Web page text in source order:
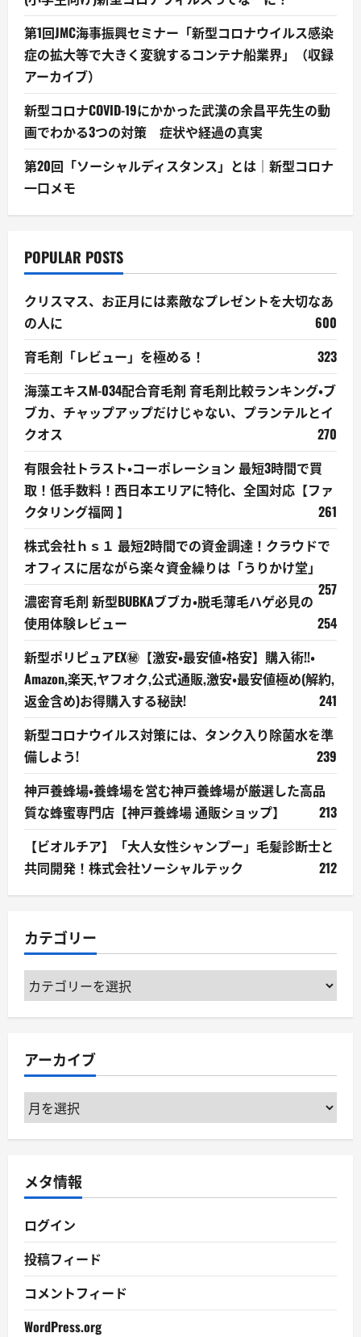
第1回JMC海事振興セミナー「新型コロナウイルス感染
症の拡大等で大きく変貌するコンテナ船業界」（収録
アーカイブ）
新型コロナCOVID-19にかかった武漢の余昌平先生の動
画でわかる3つの対策 症状や経過の真実
第20回「ソーシャルディスタンス」とは｜新型コロナ
一口メモ
POPULAR POSTS
クリスマス、お正月には素敵なプレゼントを大切なあ
の人に
600
育毛剤「レビュー」を極める！
323
海藻エキスM-034配合育毛剤 育毛剤比較ランキング・ブ
ブカ、チャップアップだけじゃない、プランテルとイ
クオス
270
有限会社トラスト・コーポレーション 最短3時間で買
取！低手数料！西日本エリアに特化、全国対応【ファ
クタリング福岡 】
261
株式会社ｈｓ１ 最短2時間での資金調達！クラウドで
オフィスに居ながら楽々資金繰りは「うりかけ堂」
257
濃密育毛剤 新型BUBKAブブカ・脱毛薄毛ハゲ必見の
使用体験レビュー
254
新型ポリピュアEX㊙【激安・最安値・格安】購入術!!・
Amazon,楽天,ヤフオク,公式通販,激安・最安値極め(解約,
返金含め)お得購入する秘訣!
241
新型コロナウイルス対策には、タンク入り除菌水を準
備しよう!
239
神戸養蜂場・養蜂場を営む神戸養蜂場が厳選した高品
質な蜂蜜専門店【神戸養蜂場 通販ショップ】
213
【ビオルチア】「大人女性シャンプー」毛髪診断士と
共同開発！株式会社ソーシャルテック
212
カテゴリー
カ
テ
ー
アーカイブ
ア
ー
ブ
メタ情報
ログイン
投稿フィード
コメントフィード
WordPress.org